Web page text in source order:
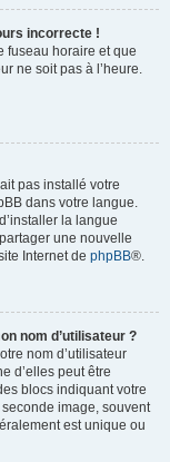
incorrecte !
fuseau horaire et que
ne soit pas à l’heure.
pas installé votre
dans votre langue.
la langue
une nouvelle
Internet de phpBB®.
nom d’utilisateur ?
nom d’utilisateur
d’elles peut être
blocs indiquant votre
image, souvent
est unique ou